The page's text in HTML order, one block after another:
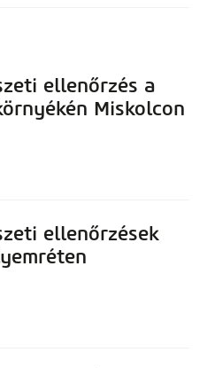
ellenőrzés a
Miskolcon
ellenőrzések